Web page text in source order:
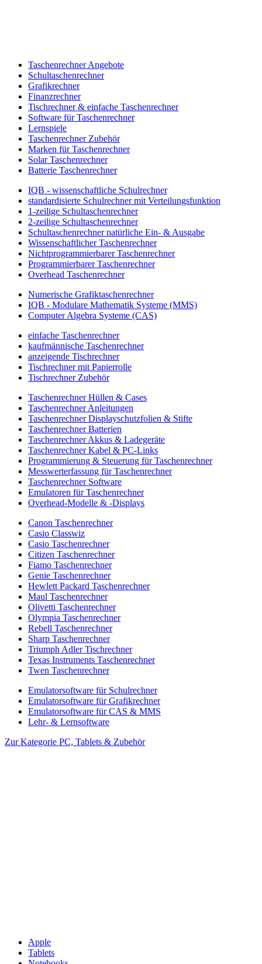
Taschenrechner Angebote
Schultaschenrechner
Grafikrechner
Finanzrechner
Tischrechner & einfache Taschenrechner
Software für Taschenrechner
Lernspiele
Taschenrechner Zubehör
Marken für Taschenrechner
Solar Taschenrechner
Batterie Taschenrechner
IQB - wissenschaftliche Schulrechner
standardisierte Schulrechner mit Verteilungsfunktion
1-zeilige Schultaschenrechner
2-zeilige Schultaschenrechner
Schultaschenrechner natürliche Ein- & Ausgabe
Wissenschaftlicher Taschenrechner
Nichtprogrammierbarer Taschenrechner
Programmierbarer Taschenrechner
Overhead Taschenrechner
Numerische Grafiktaschenrechner
IQB - Modulare Mathematik Systeme (MMS)
Computer Algebra Systeme (CAS)
einfache Taschenrechner
kaufmännische Taschenrechner
anzeigende Tischrechner
Tischrechner mit Papierrolle
Tischrechner Zubehör
Taschenrechner Hüllen & Cases
Taschenrechner Anleitungen
Taschenrechner Displayschutzfolien & Stifte
Taschenrechner Batterien
Taschenrechner Akkus & Ladegeräte
Taschenrechner Kabel & PC-Links
Programmierung & Steuerung für Taschenrechner
Messwerterfassung für Taschenrechner
Taschenrechner Software
Emulatoren für Taschenrechner
Overhead-Modelle & -Displays
Canon Taschenrechner
Casio Classwiz
Casio Taschenrechner
Citizen Taschenrechner
Fiamo Taschenrechner
Genie Taschenrechner
Hewlett Packard Taschenrechner
Maul Taschenrechner
Olivetti Taschenrechner
Olympia Taschenrechner
Rebell Taschenrechner
Sharp Taschenrechner
Triumph Adler Tischrechner
Texas Instruments Taschenrechner
Twen Taschenrechner
Emulatorsoftware für Schulrechner
Emulatorsoftware für Grafikrechner
Emulatorsoftware für CAS & MMS
Lehr- & Lernsoftware
Zur Kategorie PC, Tablets & Zubehör
Apple
Tablets